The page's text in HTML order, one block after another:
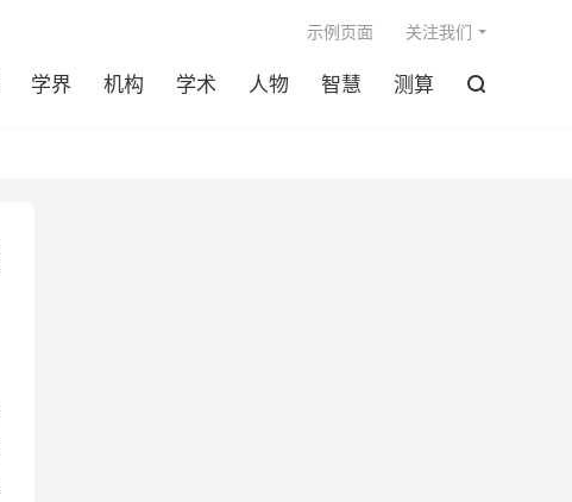
学界 机构 学术 人物 智慧 测算 
示例页面 关注我们